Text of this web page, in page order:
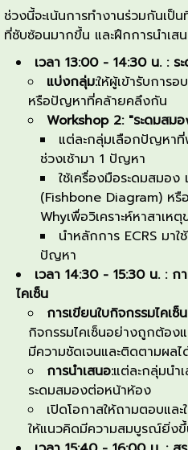
ช่วงนี้จะเน้นการทำงานร่วมกันเ
ที่ซับซ้อนมากขึ้น และฝึกการนำเส
เวลา 13:00 - 14:30 น. : ร
แบ่งกลุ่ม:ให้ผู้เข้ารับการ
หรือปัญหาที่คล้ายคลึงกัน
Workshop 2: "ระดมสม
แต่ละกลุ่มเลือกปัญหา
ช่วงเช้ามา 1 ปัญหา
ใช้เครื่องมือระดมสมอ
(Fishbone Diagram) ห
Whyเพื่อวิเคราะห์หาสาเห
นำหลักการ ECRS มาใ
ปัญหา
เวลา 14:30 - 15:30 น. : ก
ไคเซ็น
การเขียนใบกิจกรรมไคเซ็
กิจกรรมไคเซ็นอย่างถูกต้อง
มีความชัดเจนและติดตามผลไ
การนำเสนอ:แต่ละกลุ่มนำ
ระดมสมองต่อหน้าห้อง
เปิดโอกาสให้ถามตอบแล
ให้แนวคิดมีความสมบูรณ์ยิ่ง